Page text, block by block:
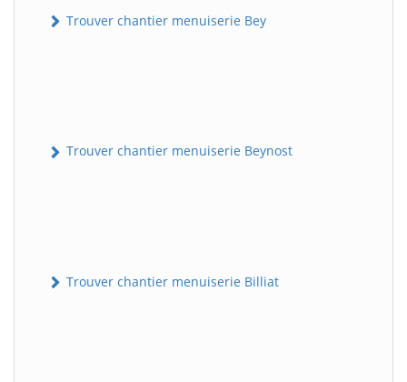
Trouver chantier menuiserie Bey
Trouver chantier menuiserie Beynost
Trouver chantier menuiserie Billiat